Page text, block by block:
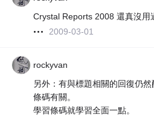
Crystal Reports 2008 還真沒用
2009-03-01
rockyvan
另外：有與標題相關的回復仍
條碼有關。
學習條碼就學習全面一點。